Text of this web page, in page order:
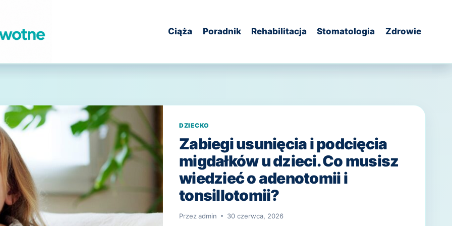
Ciąża Poradnik Rehabilitacja Stomatologia Zdrowie
DZIECKO
Zabiegi usunięcia i podcięcia
migdałków u dzieci. Co musisz
wiedzieć o adenotomii i
tonsillotomii?
Przez admin 30 czerwca, 2026